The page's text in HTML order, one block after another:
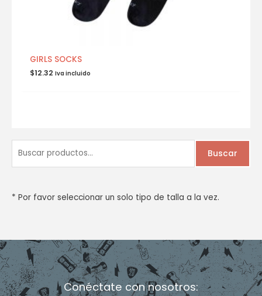
c
p
r
:
Buscar
* Por favor seleccionar un solo tipo de talla a la vez.
GIRLS SOCKS
$12.32 Iva incluido
Conéctate con nosotros: